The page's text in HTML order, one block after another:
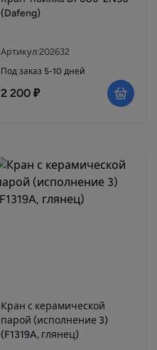
(Dafeng)
Артикул:202632
Под заказ 5-10 дней
2 200 ₽
Кран с керамической
парой (исполнение 3)
(F1319A, глянец)